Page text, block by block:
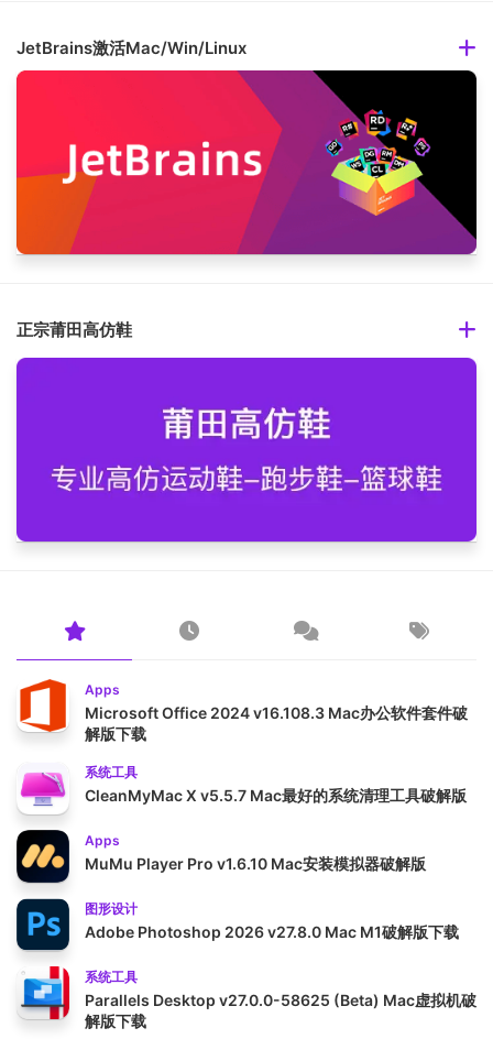
JetBrains激活Mac/Win/Linux
正宗莆田高仿鞋
Apps
Microsoft Office 2024 v16.108.3 Mac办公软件套件破
解版下载
系统工具
CleanMyMac X v5.5.7 Mac最好的系统清理工具破解版
Apps
MuMu Player Pro v1.6.10 Mac安装模拟器破解版
图形设计
Adobe Photoshop 2026 v27.8.0 Mac M1破解版下载
系统工具
Parallels Desktop v27.0.0-58625 (Beta) Mac虚拟机破
解版下载